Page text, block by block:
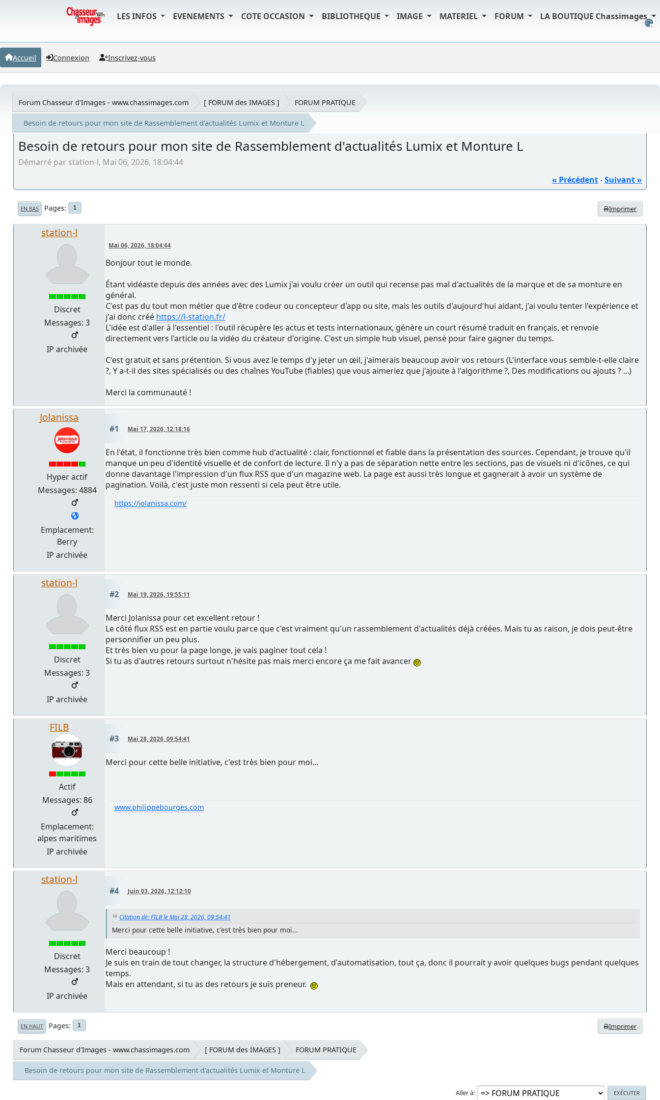
LES INFOS EVENEMENTS COTE OCCASION BIBLIOTHEQUE IMAGE MATERIEL FORUM LA BOUTIQUE Chassimages
Accueil Connexion Inscrivez-vous
Forum Chasseur d'Images - www.chassimages.com [ FORUM des IMAGES ] FORUM PRATIQUE
Besoin de retours pour mon site de Rassemblement d'actualités Lumix et Monture L
Besoin de retours pour mon site de Rassemblement d'actualités Lumix et Monture L
Démarré par station-l, Mai 06, 2026, 18:04:44
« Précédent-Suivant »
Imprimer
EN BAS Pages 1
station-l
Discret
Messages: 3
IP archivée
Mai 06, 2026, 18:04:44
Bonjour tout le monde.
Étant vidéaste depuis des années avec des Lumix j'ai voulu créer un outil qui recense pas mal d'actualités de la marque et de sa monture en
général.
C'est pas du tout mon métier que d'être codeur ou concepteur d'app ou site, mais les outils d'aujourd'hui aidant, j'ai voulu tenter l'expérience et
j'ai donc créé https://l-station.fr/
L'idée est d'aller à l'essentiel : l'outil récupère les actus et tests internationaux, génère un court résumé traduit en français, et renvoie
directement vers l'article ou la vidéo du créateur d'origine. C'est un simple hub visuel, pensé pour faire gagner du temps.
C'est gratuit et sans prétention. Si vous avez le temps d'y jeter un œil, j'aimerais beaucoup avoir vos retours (L'interface vous semble-t-elle claire
?, Y a-t-il des sites spécialisés ou des chaînes YouTube (fiables) que vous aimeriez que j'ajoute à l'algorithme ?, Des modifications ou ajouts ? ...)
Merci la communauté !
Jolanissa
Hyper actif
Messages: 4884
Emplacement:
Berry
IP archivée
#1 Mai 17, 2026, 12:18:16
En l'état, il fonctionne très bien comme hub d'actualité : clair, fonctionnel et fiable dans la présentation des sources. Cependant, je trouve qu'il
manque un peu d'identité visuelle et de confort de lecture. Il n'y a pas de séparation nette entre les sections, pas de visuels ni d'icônes, ce qui
donne davantage l'impression d'un flux RSS que d'un magazine web. La page est aussi très longue et gagnerait à avoir un système de
pagination. Voilà, c'est juste mon ressenti si cela peut être utile.
https://jolanissa.com/
station-l
Discret
Messages: 3
IP archivée
#2 Mai 19, 2026, 19:55:11
Merci Jolanissa pour cet excellent retour !
Le côté flux RSS est en partie voulu parce que c'est vraiment qu'un rassemblement d'actualités déjà créées. Mais tu as raison, je dois peut-être
personnifier un peu plus.
Et très bien vu pour la page longe, je vais paginer tout cela !
Si tu as d'autres retours surtout n'hésite pas mais merci encore ça me fait avancer
FILB
Actif
Messages: 86
Emplacement:
alpes maritimes
IP archivée
#3 Mai 28, 2026, 09:54:41
Merci pour cette belle initiative, c'est très bien pour moi...
www.philippebourges.com
station-l
Discret
Messages: 3
IP archivée
#4 Juin 03, 2026, 12:12:10
Citation de: FILB le Mai 28, 2026, 09:54:41
Merci pour cette belle initiative, c'est très bien pour moi...
Merci beaucoup !
Je suis en train de tout changer, la structure d'hébergement, d'automatisation, tout ça, donc il pourrait y avoir quelques bugs pendant quelques
temps.
Mais en attendant, si tu as des retours je suis preneur.
Imprimer
EN HAUT Pages 1
Forum Chasseur d'Images - www.chassimages.com [ FORUM des IMAGES ] FORUM PRATIQUE
Besoin de retours pour mon site de Rassemblement d'actualités Lumix et Monture L
Aller à